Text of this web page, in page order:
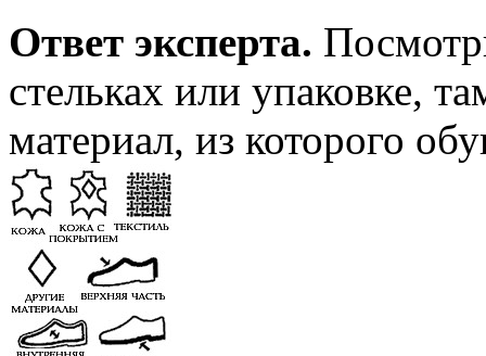
Ответ эксперта.
стельках или упаковке,
материал, из которого